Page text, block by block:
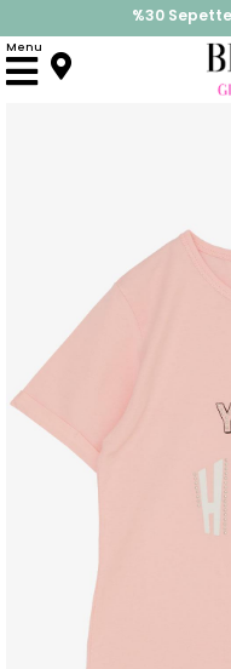
%30
İndirimlere ek
Menu
Anasayfa Üst